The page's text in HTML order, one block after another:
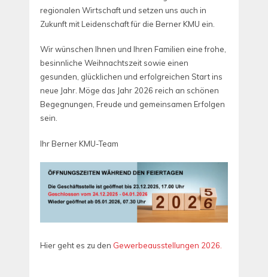
regionalen Wirtschaft und setzen uns auch in
Zukunft mit Leidenschaft für die Berner KMU ein.
Wir wünschen Ihnen und Ihren Familien eine frohe,
besinnliche Weihnachtszeit sowie einen
gesunden, glücklichen und erfolgreichen Start ins
neue Jahr. Möge das Jahr 2026 reich an schönen
Begegnungen, Freude und gemeinsamen Erfolgen
sein.
Ihr Berner KMU-Team
Hier geht es zu den Gewerbeausstellungen 2026.